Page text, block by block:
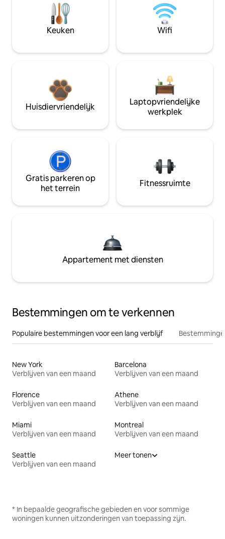
Keuken Wifi
Huisdiervriendelijk
Laptopvriendelijke
werkplek
Gratis parkeren op
het terrein
Fitnessruimte
Appartement met diensten
Bestemmingen om te verkennen
Populaire bestemmingen voor een lang verblijf
New York
Verblijven van een maand
Barcelona
Verblijven van een maand
Florence
Verblijven van een maand
Athene
Verblijven van een maand
Miami
Verblijven van een maand
Montreal
Verblijven van een maand
Seattle
Verblijven van een maand
Meer tonen
* In bepaalde geografische gebieden en voor sommige
woningen kunnen uitzonderingen van toepassing zijn.